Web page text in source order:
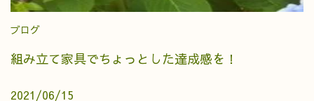
ブログ
組み立て家具でちょっとした達成感を！
2021/06/15